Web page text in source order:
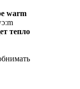
warm
тепло